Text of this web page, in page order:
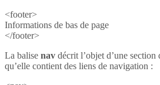
<footer>
Informations de bas de page
</footer>
La balise nav décrit l’objet d’une section
qu’elle contient des liens de navigation :